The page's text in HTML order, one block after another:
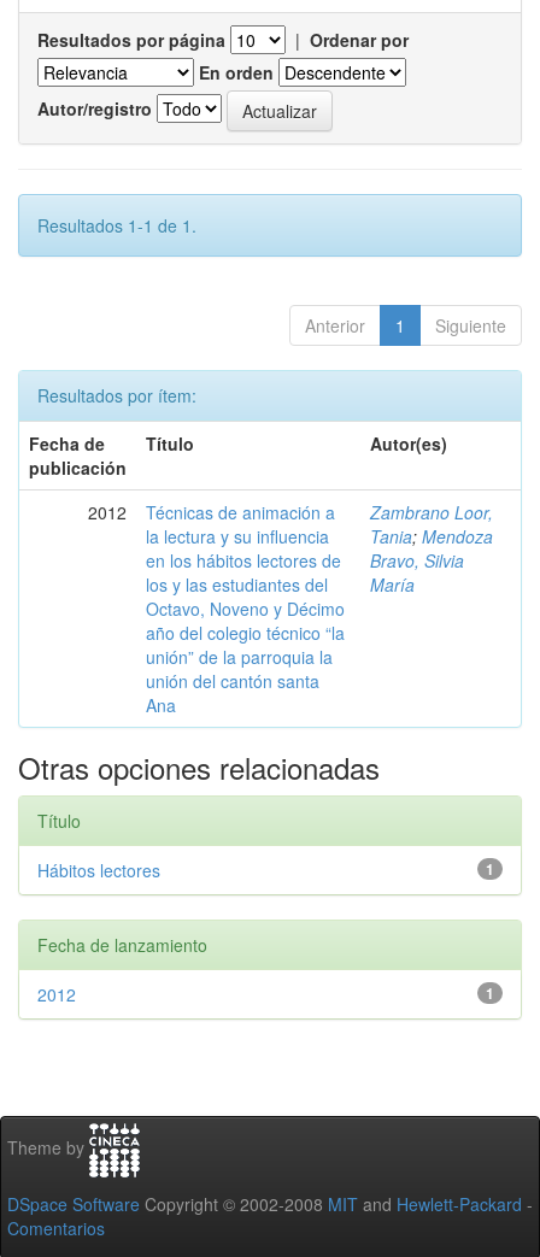
Resultados por página | Ordenar por
En orden
Autor/registro
Resultados 1-1 de 1.
Anterior 1 Siguiente
Resultados por ítem:
Fecha de
publicación
Título Autor(es)
2012
Técnicas de animación a
la lectura y su influencia
en los hábitos lectores de
los y las estudiantes del
Octavo, Noveno y Décimo
año del colegio técnico “la
unión” de la parroquia la
unión del cantón santa
Ana
Zambrano Loor,
Tania; Mendoza
Bravo, Silvia
María
Otras opciones relacionadas
Título
1
Hábitos lectores
Fecha de lanzamiento
1
2012
Theme by
DSpace Software Copyright © 2002-2008 MIT and Hewlett-Packard -
Comentarios